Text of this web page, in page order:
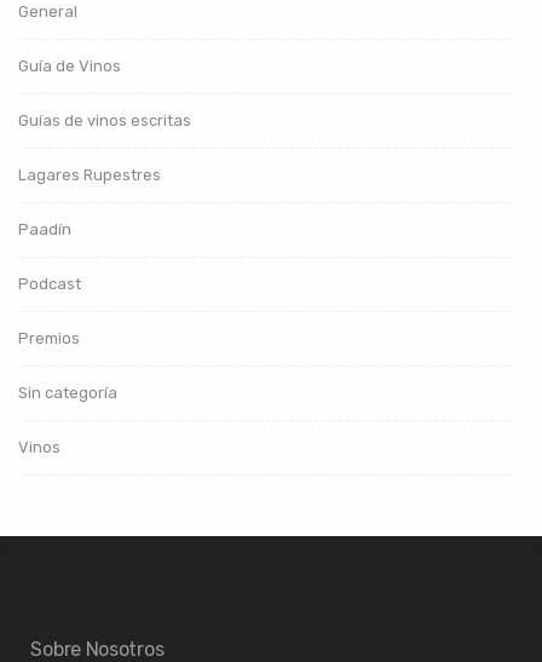
General
Guía de Vinos
Guías de vinos escritas
Lagares Rupestres
Paadín
Podcast
Premios
Sin categoría
Vinos
Sobre Nosotros